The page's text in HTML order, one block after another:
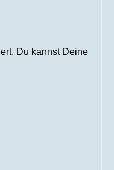
Du kannst Deine